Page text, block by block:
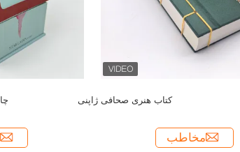
کتاب هنری صحافی ژاپنی
مخاطب